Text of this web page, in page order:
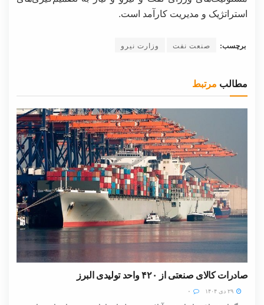
استراتژیک و مدیریت کارآمد است.
برچسب: صنعت نفت وزارت نیرو
مطالب مرتبط
صادرات کالای صنعتی از ۴۲۰ واحد تولیدی البرز